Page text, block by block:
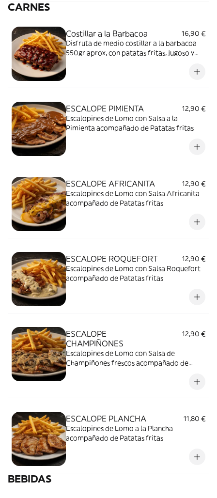
CARNES
Costillar a la Barbacoa
16,90 €
Disfruta de medio costillar a la barbacoa
550gr aprox, con patatas fritas, jugoso y
ESCALOPE PIMIENTA
12,90 €
Escalopines de Lomo con Salsa a la
Pimienta acompañado de Patatas fritas
ESCALOPE AFRICANITA
12,90 €
Escalopines de Lomo con Salsa Africanita
acompañado de Patatas fritas
ESCALOPE ROQUEFORT
12,90 €
Escalopines de Lomo con Salsa Roquefort
acompañado de Patatas fritas
ESCALOPE
CHAMPIÑONES
12,90 €
Escalopines de Lomo con Salsa de
Champiñones frescos acompañado de
ESCALOPE PLANCHA
11,80 €
Escalopines de Lomo a la Plancha
acompañado de Patatas fritas
BEBIDAS